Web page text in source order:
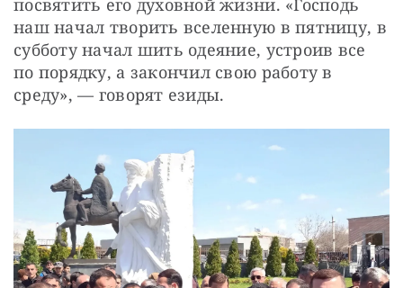
посвятить его духовной жизни. «Господь
наш начал творить вселенную в пятницу, в
субботу начал шить одеяние, устроив все
по порядку, а закончил свою работу в
среду», — говорят езиды.